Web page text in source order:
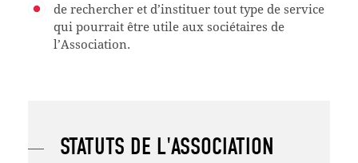
de rechercher et d’instituer tout type de service
qui pourrait être utile aux sociétaires de
l’Association.
STATUTS DE L'ASSOCIATION